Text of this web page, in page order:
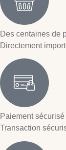
Des centaines de
Directement
Paiement sécurisé
Transaction